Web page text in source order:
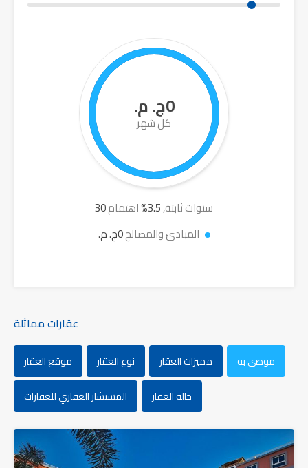
0ج. م.
كل شهر
30 سنوات ثابتة,3.5
%اهتمام
المبادئ والمصالح0ج. م.
عقارات مماثلة
موصى به مميزات العقار نوع العقار
موقع العقار
حالة العقار
المستشار العقاري للعقارات